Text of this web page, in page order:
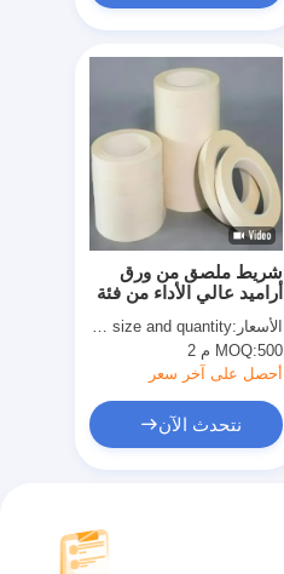
شريط ملصق من ورق
أراميد عالي الأداء من فئة
H للعزل
الأسعار:basing on size and quantity
MOQ:500 م 2
أحصل على آخر سعر
نتحدث الآن